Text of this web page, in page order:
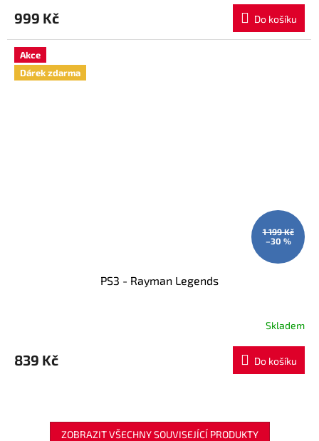
999 Kč Do košíku
Akce
Dárek zdarma
1 199 Kč
–30 %
PS3 - Rayman Legends
Skladem
839 Kč Do košíku
ZOBRAZIT VŠECHNY SOUVISEJÍCÍ PRODUKTY